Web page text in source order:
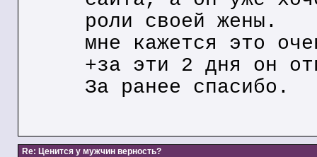
роли своей жены.
мне кажется это
+за эти 2 дня он
За ранее спасибо.
Re: Ценится у мужчин верность?